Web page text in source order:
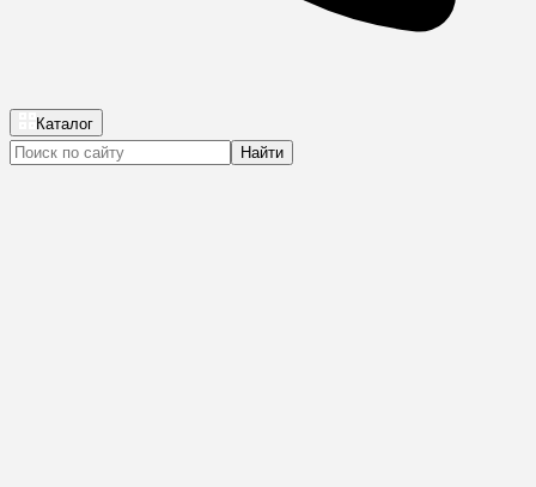
Каталог
Найти